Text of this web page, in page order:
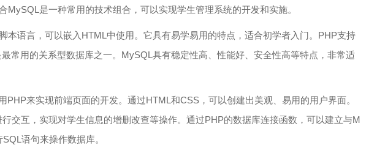
MySQL是一种常用的技术组合，可以实现学生管理系统的开发和实施。
本语言，可以嵌入HTML中使用。它具有易学易用的特点，适合初学者入门。PHP支持
常用的关系型数据库之一。MySQL具有稳定性高、性能好、安全性高等特点，非常适
PHP来实现前端页面的开发。通过HTML和CSS，可以创建出美观、易用的用户界面。
交互，实现对学生信息的增删改查等操作。通过PHP的数据库连接函数，可以建立与M
语句来操作数据库。